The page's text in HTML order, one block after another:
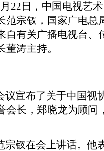
日，中国电视艺术
范宗钗，国家广电总
自有关广播电视台、
董涛主持。
宣布了关于中国视协
会长，郑晓龙为顾问
钗在会上讲话。他表